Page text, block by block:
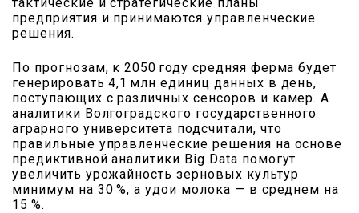
предприятия и принимаются управленческие
решения.
По прогнозам, к 2050 году средняя ферма будет
генерировать 4,1 млн единиц данных в день,
поступающих с различных сенсоров и камер. А
аналитики Волгоградского государственного
аграрного университета подсчитали, что
правильные управленческие решения на основе
предиктивной аналитики Big Data помогут
увеличить урожайность зерновых культур
минимум на 30 %, а удои молока — в среднем на
15 %.